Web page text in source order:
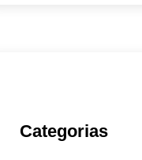
Categorias